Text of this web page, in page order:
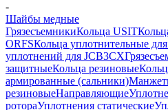
-
Шайбы медные
ГрязесъемникиКольца USIT
ORFSКольца уплотнительные
уплотнений для JCB3CX
защитныеКольца резиновые
армированные (сальники)
резиновыеНаправляющие
ротораУплотнения статические